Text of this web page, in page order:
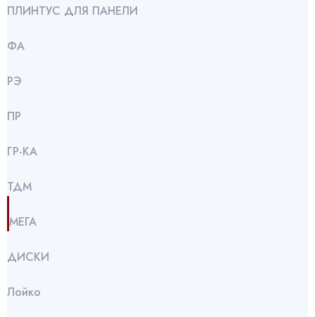
ПЛИНТУС ДЛЯ ПАНЕЛИ
ФА
РЭ
ПР
ГР-КА
ТДМ
МЕГА
ДИСКИ
Лойко